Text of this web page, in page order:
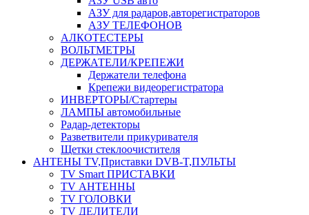
АЗУ для радаров,авторегистраторов
АЗУ ТЕЛЕФОНОВ
АЛКОТЕСТЕРЫ
ВОЛЬТМЕТРЫ
ДЕРЖАТЕЛИ/КРЕПЕЖИ
Держатели телефона
Крепежи видеорегистратора
ИНВЕРТОРЫ/Стартеры
ЛАМПЫ автомобильные
Радар-детекторы
Разветвители прикуривателя
Щетки стеклоочистителя
АНТЕНЫ ТV,Приставки DVB-T,ПУЛЬТЫ
TV Smart ПРИСТАВКИ
TV АНТЕННЫ
TV ГОЛОВКИ
TV ДЕЛИТЕЛИ